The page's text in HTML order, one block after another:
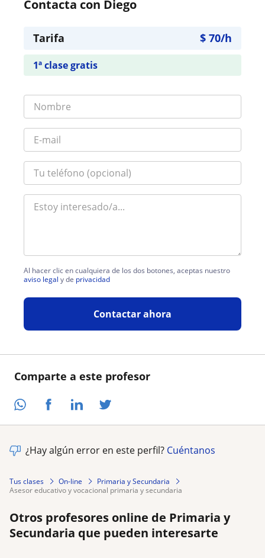
Comparte a este profesor
Contacta con Diego
Tarifa $ 70/h
1ª clase gratis
Al hacer clic en cualquiera de los dos botones, aceptas nuestro
aviso legal y de privacidad
Contactar ahora
¿Hay algún error en este perfil? Cuéntanos
Tus clases On-line
Primaria y Secundaria
asesor educativo y vocacional primaria y secundaria
Otros profesores online de Primaria y
Secundaria que pueden interesarte